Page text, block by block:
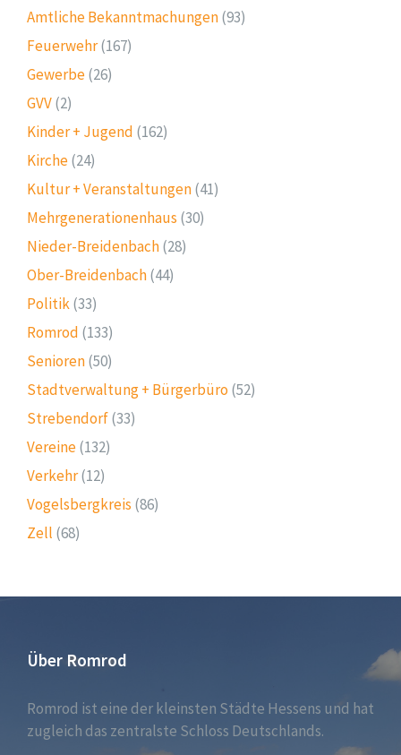
Amtliche Bekanntmachungen(93)
Feuerwehr(167)
Gewerbe(26)
GVV(2)
Kinder + Jugend (162)
Kirche(24)
Kultur + Veranstaltungen(41)
Mehrgenerationenhaus (30)
Nieder-Breidenbach(28)
Ober-Breidenbach(44)
Politik(33)
Romrod (133)
Senioren(50)
Stadtverwaltung + Bürgerbüro (52)
Strebendorf(33)
Vereine(132)
Verkehr(12)
Vogelsbergkreis (86)
Zell (68)
Über Romrod
Romrod ist eine der kleinsten Städte Hessens und hat
zugleich das zentralste Schloss Deutschlands.